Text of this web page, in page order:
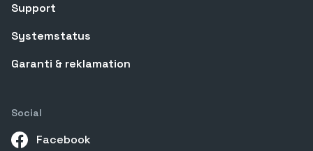
Support
Systemstatus
Garanti & reklamation
Social
Facebook